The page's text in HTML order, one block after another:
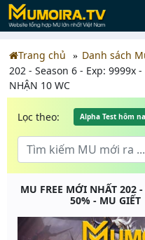
Trang chủ Danh sách
202 - Season 6 - Exp:
NHẬN 10 WC
Lọc theo: Alpha Test hôm
MU FREE MỚI NHẤT 202
50% - MU